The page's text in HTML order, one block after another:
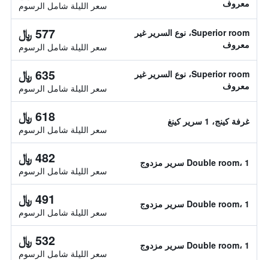
معروف
سعر الليلة شامل الرسوم
Superior room، نوع السرير غير
معروف
577 ﷼
سعر الليلة شامل الرسوم
Superior room، نوع السرير غير
معروف
635 ﷼
سعر الليلة شامل الرسوم
غرفة كينج، 1 سرير كينغ 618 ﷼
سعر الليلة شامل الرسوم
Double room، 1 سرير مزدوج 482 ﷼
سعر الليلة شامل الرسوم
Double room، 1 سرير مزدوج 491 ﷼
سعر الليلة شامل الرسوم
Double room، 1 سرير مزدوج 532 ﷼
سعر الليلة شامل الرسوم